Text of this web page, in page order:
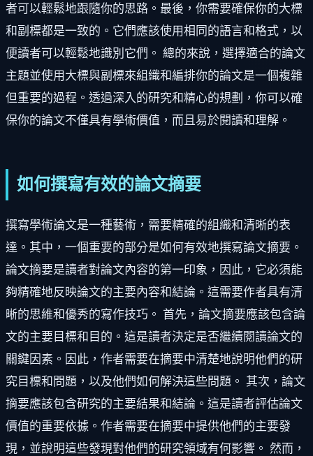
者可以輕鬆地跟隨你的思路。最後，你需要確保你的大標
和副標都是一致的。它們應該使用相同的語言和格式，以
便讀者可以輕鬆地識別它們。 總的來說，選擇適合的論文
主題並使用大標與副標來組織和編排你的論文是一個複雜
但重要的過程。透過深入的研究和精心的規劃，你可以確
保你的論文不僅具有學術價值，而且易於閱讀和理解。
如何撰寫有效的論文摘要
撰寫學術論文是一種藝術，需要精確的組織和清晰的表
達。其中，一個重要的部分是如何有效地撰寫論文摘要。
論文摘要是讀者對論文內容的第一印象，因此，它必須能
夠精確地反映論文的主要內容和結論。這需要作者具有清
晰的思維和優秀的寫作技巧。 首先，論文摘要應該包含論
文的主要目標和目的。這是讀者決定是否繼續閱讀論文的
關鍵因素。因此，作者需要在摘要中清楚地說明他們的研
究目標和問題，以及他們如何解決這些問題。 其次，論文
摘要應該包含研究的主要結果和結論。這是讀者評估論文
價值的重要依據。作者需要在摘要中提供他們的主要發
現，並說明這些發現對他們的研究領域有何影響。 然而，